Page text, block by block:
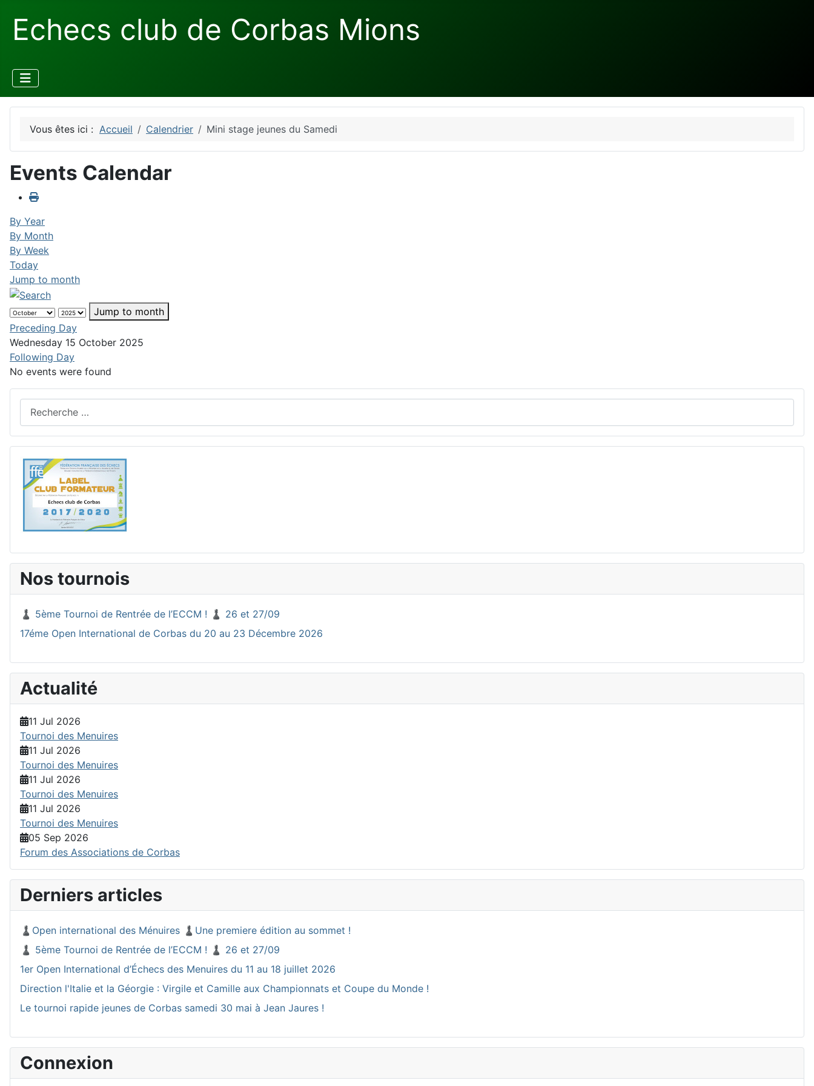
Echecs club de Corbas Mions
Vous êtes ici : Accueil Calendrier Mini stage jeunes du Samedi
Events Calendar
By Year
By Month
By Week
Today
Jump to month
Jump to month
Preceding Day
Wednesday 15 October 2025
Following Day
No events were found
Nos tournois
♟️ 5ème Tournoi de Rentrée de l’ECCM ! ♟️ 26 et 27/09
17éme Open International de Corbas du 20 au 23 Décembre 2026
Actualité
11 Jul 2026
Tournoi des Menuires
11 Jul 2026
Tournoi des Menuires
11 Jul 2026
Tournoi des Menuires
11 Jul 2026
Tournoi des Menuires
05 Sep 2026
Forum des Associations de Corbas
Derniers articles
♟️Open international des Ménuires ♟️Une premiere édition au sommet !
♟️ 5ème Tournoi de Rentrée de l’ECCM ! ♟️ 26 et 27/09
1er Open International d’Échecs des Menuires du 11 au 18 juillet 2026
Direction l'Italie et la Géorgie : Virgile et Camille aux Championnats et Coupe du Monde !
Le tournoi rapide jeunes de Corbas samedi 30 mai à Jean Jaures !
Connexion